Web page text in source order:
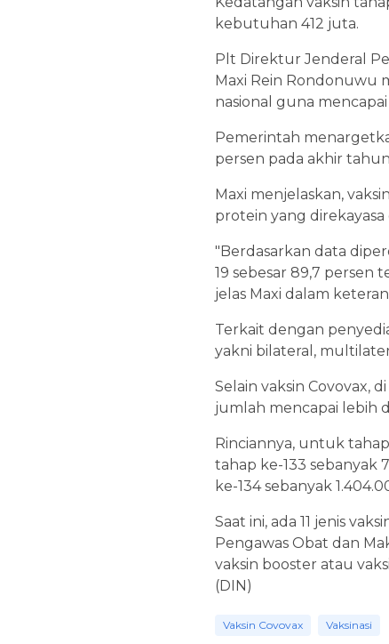
kebutuhan 412 juta.
Plt Direktur Jenderal
Maxi Rein Rondonuwu
nasional guna
Pemerintah
persen pada akhir tahun
Maxi menjelaskan,
protein yang
"Berdasarkan data
19 sebesar 89,7 persen
jelas Maxi dalam
Terkait dengan
yakni bilateral,
Selain vaksin Covovax,
jumlah mencapai lebih
Rinciannya, untuk
tahap ke-133 sebanyak
ke-134 sebanyak
Saat ini, ada 11 jenis
Pengawas Obat dan
vaksin booster atau
(DIN)
Vaksin Covovax Vaksinasi